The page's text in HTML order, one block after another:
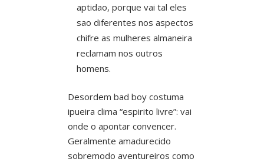
aptidao, porque vai tal eles
sao diferentes nos aspectos
chifre as mulheres almaneira
reclamam nos outros
homens.
Desordem bad boy costuma
ipueira clima “espirito livre”: vai
onde o apontar convencer.
Geralmente amadurecido
sobremodo aventureiros como